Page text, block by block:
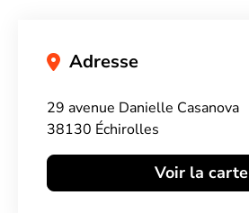
Adresse
29 avenue Danielle Casanova
38130 Échirolles
Voir la carte